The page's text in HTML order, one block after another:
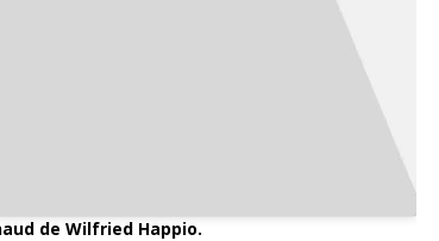
de Wilfried Happio.